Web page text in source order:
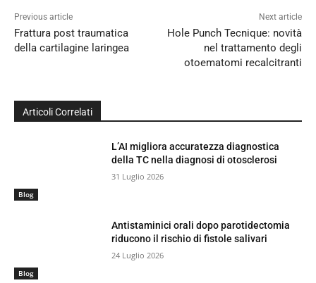
Previous article
Frattura post traumatica
della cartilagine laringea
Next article
Hole Punch Tecnique: novità
nel trattamento degli
otoematomi recalcitranti
Articoli Correlati
Blog
L’AI migliora accuratezza diagnostica
della TC nella diagnosi di otosclerosi
31 Luglio 2026
Blog
Antistaminici orali dopo parotidectomia
riducono il rischio di fistole salivari
24 Luglio 2026